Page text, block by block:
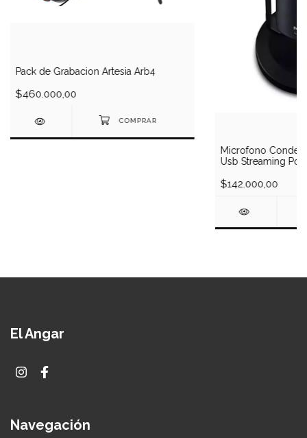
Pack de Grabacion Artesia Arb4
$460.000,00
Microfono
Usb Streaming
$142.000,00
El Angar
Navegación